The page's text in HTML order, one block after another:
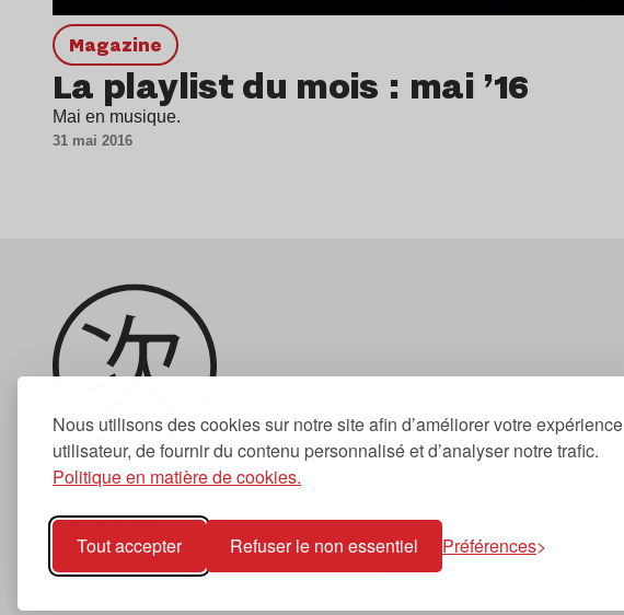
Nous utilisons des cookies sur notre site afin d’améliorer votre expérience
utilisateur, de fournir du contenu personnalisé et d’analyser notre trafic.
Politique en matière de cookies.
Tout accepter Refuser le non essentiel Préférences
magazine
La playlist du mois : mai ’16
Mai en musique.
31 mai 2016
Newsletter
S'abonner